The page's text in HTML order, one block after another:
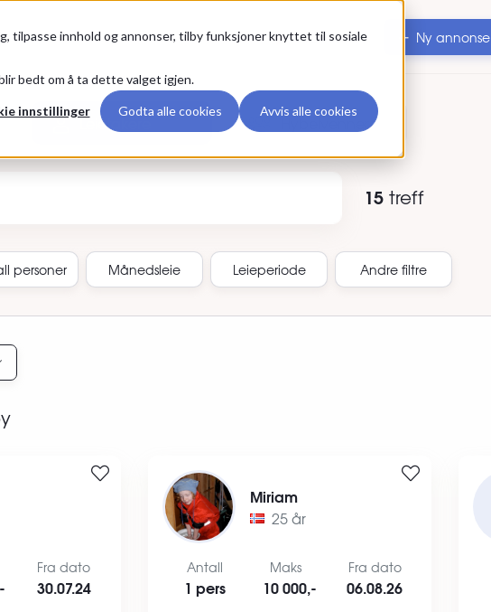
tilpasse innhold og annonser, tilby funksjoner knyttet til sosiale
bedt om å ta dette valget igjen.
innstillinger Godta alle cookies Avvis alle cookies
Premium Ny annonse
Leietakere Hybelvenner
15 treff
personer Månedsleie Leieperiode Andre filtre
Fra dato
30.07.24
Miriam
25 år
Antall
1 pers
Maks
10 000,-
Fra dato
06.08.26